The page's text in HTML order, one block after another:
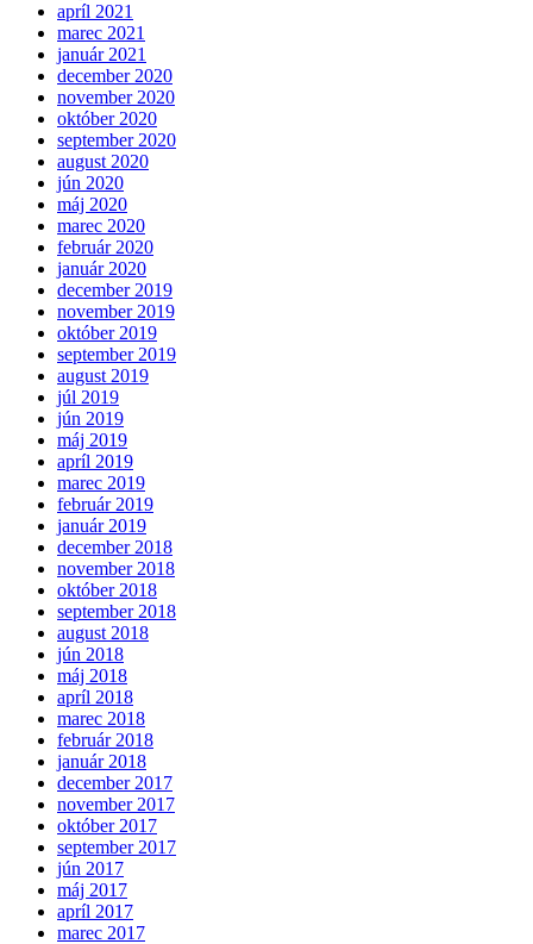
apríl 2021
marec 2021
január 2021
december 2020
november 2020
október 2020
september 2020
august 2020
jún 2020
máj 2020
marec 2020
február 2020
január 2020
december 2019
november 2019
október 2019
september 2019
august 2019
júl 2019
jún 2019
máj 2019
apríl 2019
marec 2019
február 2019
január 2019
december 2018
november 2018
október 2018
september 2018
august 2018
jún 2018
máj 2018
apríl 2018
marec 2018
február 2018
január 2018
december 2017
november 2017
október 2017
september 2017
jún 2017
máj 2017
apríl 2017
marec 2017